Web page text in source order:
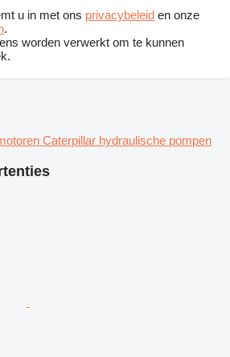
u in met ons privacybeleid en onze
.
worden verwerkt om te kunnen
Caterpillar hydraulische pompen